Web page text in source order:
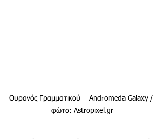
Ουρανός Γραμματικού -  Andromeda Galaxy /
φώτο: Astropixel.gr